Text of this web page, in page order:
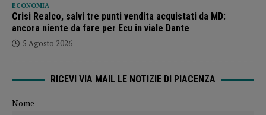
ECONOMIA
Crisi Realco, salvi tre punti vendita acquistati da MD:
ancora niente da fare per Ecu in viale Dante
5 Agosto 2026
RICEVI VIA MAIL LE NOTIZIE DI PIACENZA
Nome